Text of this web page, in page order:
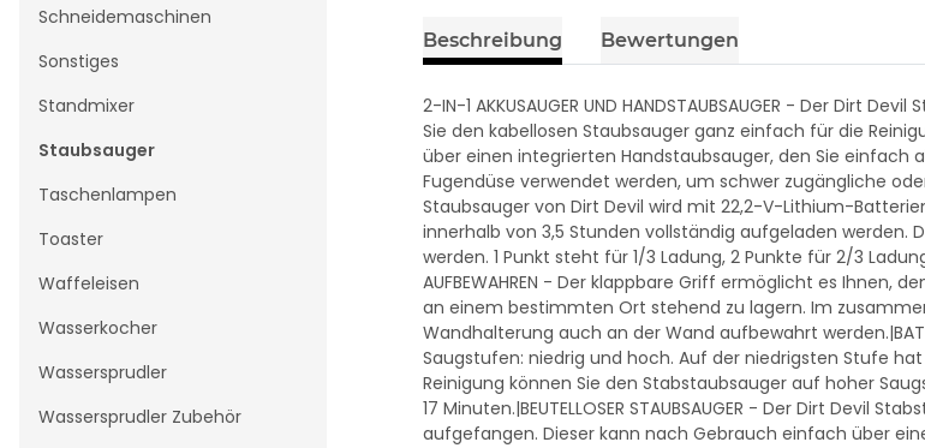
Beschreibung Bewertungen
2-IN-1 AKKUSAUGER UND HANDSTAUBSAUGER - Der Dirt
Sie den kabellosen Staubsauger ganz einfach für die
über einen integrierten Handstaubsauger, den Sie einfach
Fugendüse verwendet werden, um schwer zugängliche oder
Staubsauger von Dirt Devil wird mit 22,2-V-Lithium-
innerhalb von 3,5 Stunden vollständig aufgeladen werden.
werden. 1 Punkt steht für 1/3 Ladung, 2 Punkte für 2/3
AUFBEWAHREN - Der klappbare Griff ermöglicht es
an einem bestimmten Ort stehend zu lagern. Im
Wandhalterung auch an der Wand aufbewahrt
Saugstufen: niedrig und hoch. Auf der niedrigsten Stufe
Reinigung können Sie den Stabstaubsauger auf hoher
17 Minuten.|BEUTELLOSER STAUBSAUGER - Der Dirt
aufgefangen. Dieser kann nach Gebrauch einfach über
Schneidemaschinen
Sonstiges
Standmixer
Staubsauger
Taschenlampen
Toaster
Waffeleisen
Wasserkocher
Wassersprudler
Wassersprudler Zubehör